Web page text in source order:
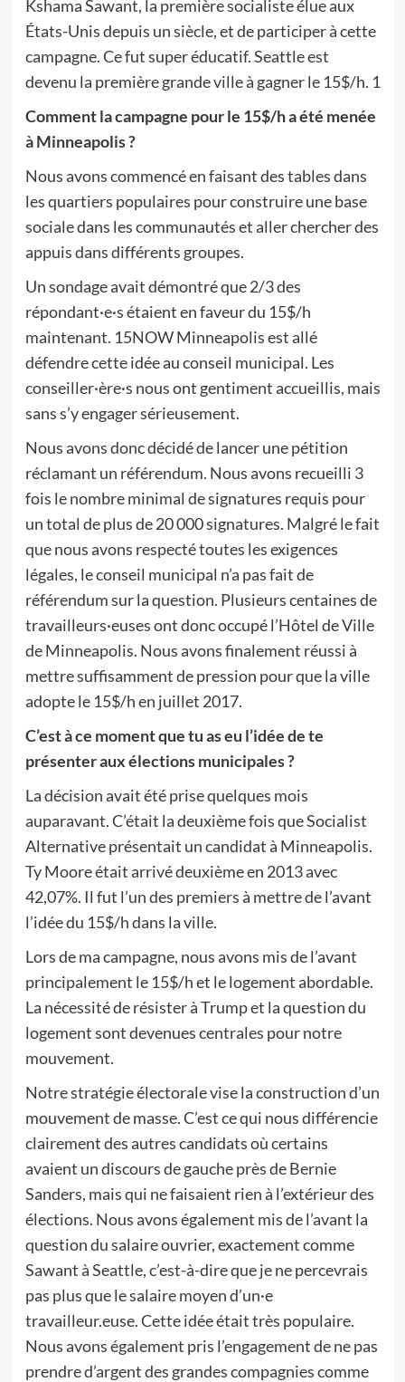
Kshama Sawant, la première socialiste élue aux
États-Unis depuis un siècle, et de participer à cette
campagne. Ce fut super éducatif. Seattle est
devenu la première grande ville à gagner le 15$/h. 1
Comment la campagne pour le 15$/h a été menée
à Minneapolis ?
Nous avons commencé en faisant des tables dans
les quartiers populaires pour construire une base
sociale dans les communautés et aller chercher des
appuis dans différents groupes.
Un sondage avait démontré que 2/3 des
répondant·e·s étaient en faveur du 15$/h
maintenant. 15NOW Minneapolis est allé
défendre cette idée au conseil municipal. Les
conseiller·ère·s nous ont gentiment accueillis, mais
sans s’y engager sérieusement.
Nous avons donc décidé de lancer une pétition
réclamant un référendum. Nous avons recueilli 3
fois le nombre minimal de signatures requis pour
un total de plus de 20 000 signatures. Malgré le fait
que nous avons respecté toutes les exigences
légales, le conseil municipal n’a pas fait de
référendum sur la question. Plusieurs centaines de
travailleurs·euses ont donc occupé l’Hôtel de Ville
de Minneapolis. Nous avons finalement réussi à
mettre suffisamment de pression pour que la ville
adopte le 15$/h en juillet 2017.
C’est à ce moment que tu as eu l’idée de te
présenter aux élections municipales ?
La décision avait été prise quelques mois
auparavant. C’était la deuxième fois que Socialist
Alternative présentait un candidat à Minneapolis.
Ty Moore était arrivé deuxième en 2013 avec
42,07%. Il fut l’un des premiers à mettre de l’avant
l’idée du 15$/h dans la ville.
Lors de ma campagne, nous avons mis de l’avant
principalement le 15$/h et le logement abordable.
La nécessité de résister à Trump et la question du
logement sont devenues centrales pour notre
mouvement.
Notre stratégie électorale vise la construction d’un
mouvement de masse. C’est ce qui nous différencie
clairement des autres candidats où certains
avaient un discours de gauche près de Bernie
Sanders, mais qui ne faisaient rien à l’extérieur des
élections. Nous avons également mis de l’avant la
question du salaire ouvrier, exactement comme
Sawant à Seattle, c’est-à-dire que je ne percevrais
pas plus que le salaire moyen d’un·e
travailleur.euse. Cette idée était très populaire.
Nous avons également pris l’engagement de ne pas
prendre d’argent des grandes compagnies comme